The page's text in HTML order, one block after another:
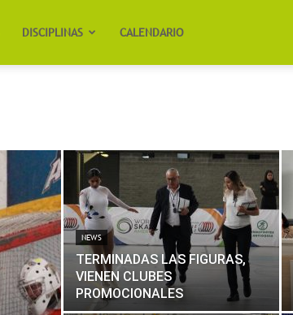
DISCIPLINAS CALENDARIO
NEWS
TERMINADAS LAS FIGURAS,
VIENEN CLUBES
PROMOCIONALES